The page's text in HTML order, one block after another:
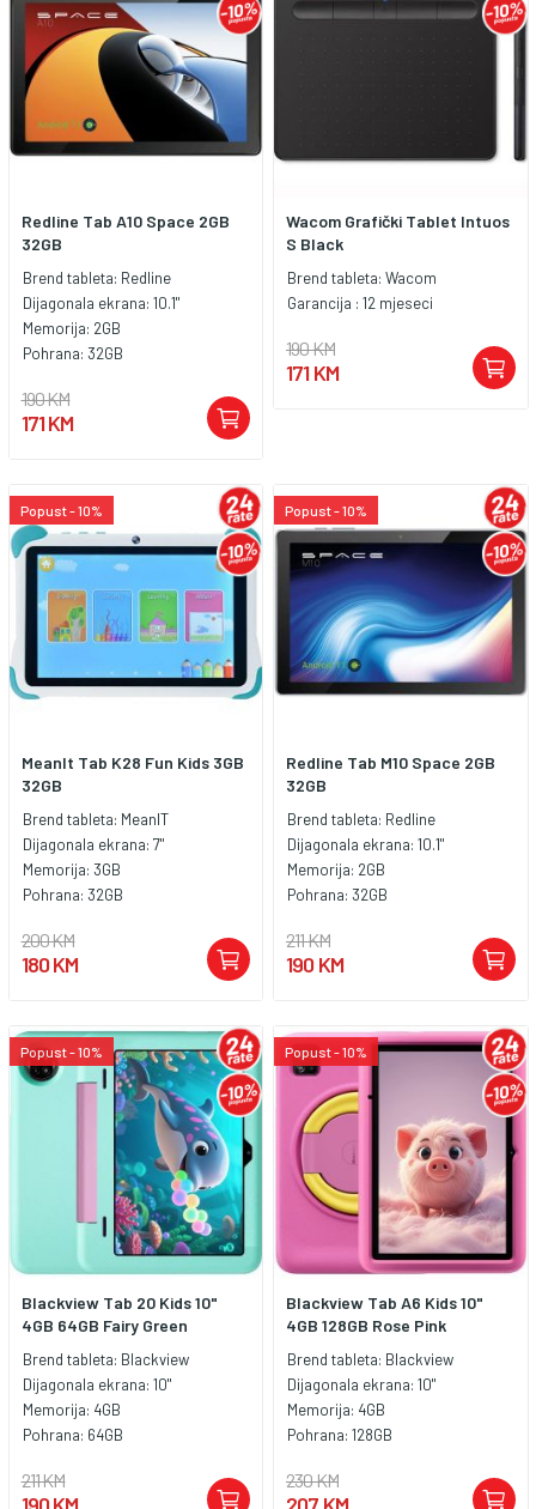
Redline Tab A10 Space 2GB
32GB
Brend tableta: Redline
Dijagonala ekrana: 10.1"
Memorija: 2GB
Pohrana: 32GB
190 KM
171 KM
Wacom Grafički Tablet Intuos
S Black
Brend tableta: Wacom
Garancija : 12 mjeseci
190 KM
171 KM
Popust - 10%
MeanIt Tab K28 Fun Kids 3GB
32GB
Brend tableta: MeanIT
Dijagonala ekrana: 7"
Memorija: 3GB
Pohrana: 32GB
200 KM
180 KM
Popust - 10%
Redline Tab M10 Space 2GB
32GB
Brend tableta: Redline
Dijagonala ekrana: 10.1"
Memorija: 2GB
Pohrana: 32GB
211 KM
190 KM
Popust - 10%
Blackview Tab 20 Kids 10"
4GB 64GB Fairy Green
Brend tableta: Blackview
Dijagonala ekrana: 10"
Memorija: 4GB
Pohrana: 64GB
211 KM
Popust - 10%
Blackview Tab A6 Kids 10"
4GB 128GB Rose Pink
Brend tableta: Blackview
Dijagonala ekrana: 10"
Memorija: 4GB
Pohrana: 128GB
230 KM